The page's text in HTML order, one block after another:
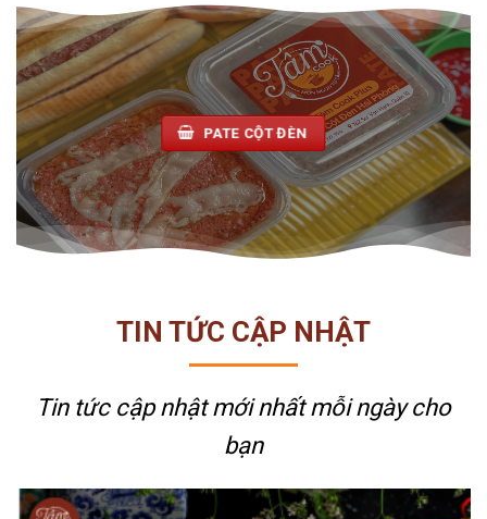
PATE CỘT ĐÈN
TIN TỨC CẬP NHẬT
Tin tức cập nhật mới nhấtmỗi ngày cho
bạn